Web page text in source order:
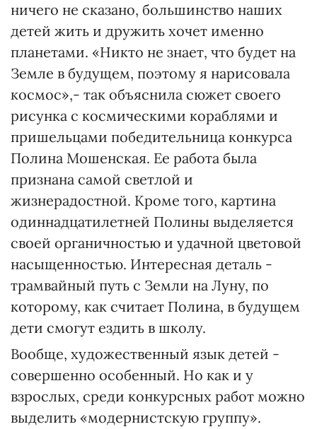
ничего не сказано, большинство наших
детей жить и дружить хочет именно
планетами. «Никто не знает, что будет на
Земле в будущем, поэтому я нарисовала
космос»,- так объяснила сюжет своего
рисунка с космическими кораблями и
пришельцами победительница конкурса
Полина Мошенская. Ее работа была
признана самой светлой и
жизнерадостной. Кроме того, картина
одиннадцатилетней Полины выделяется
своей органичностью и удачной цветовой
насыщенностью. Интересная деталь -
трамвайный путь с Земли на Луну, по
которому, как считает Полина, в будущем
дети смогут ездить в школу.
Вообще, художественный язык детей -
совершенно особенный. Но как и у
взрослых, среди конкурсных работ можно
выделить «модернистскую группу».